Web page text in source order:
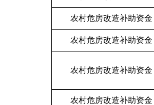
农村危房改造补助资金
农村危房改造补助资金
农村危房改造补助资金
农村危房改造补助资金